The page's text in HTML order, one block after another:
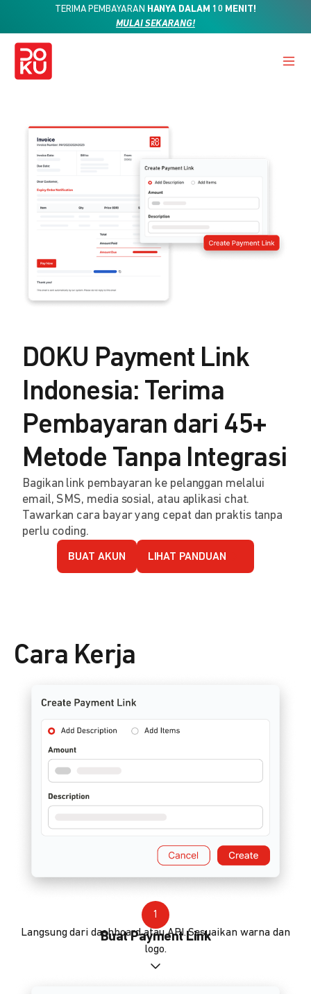
TERIMA PEMBAYARAN HANYA DALAM 10 MENIT!
MULAI SEKARANG!
DOKU Payment Link
Indonesia: Terima
Pembayaran dari 45+
Metode Tanpa Integrasi
Bagikan link pembayaran ke pelanggan melalui
email, SMS, media sosial, atau aplikasi chat.
Tawarkan cara bayar yang cepat dan praktis tanpa
perlu coding.
BUAT AKUN LIHAT PANDUAN
Cara Kerja
1
Buat Payment Link
Langsung dari dashboard atau API. Sesuaikan warna dan
logo.